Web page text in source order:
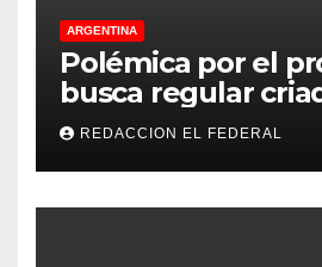
ARGENTINA
Polémica por el
busca regular
refugios de perros
denuncian
proteccionistas
controles más
REDACCION EL FEDERAL